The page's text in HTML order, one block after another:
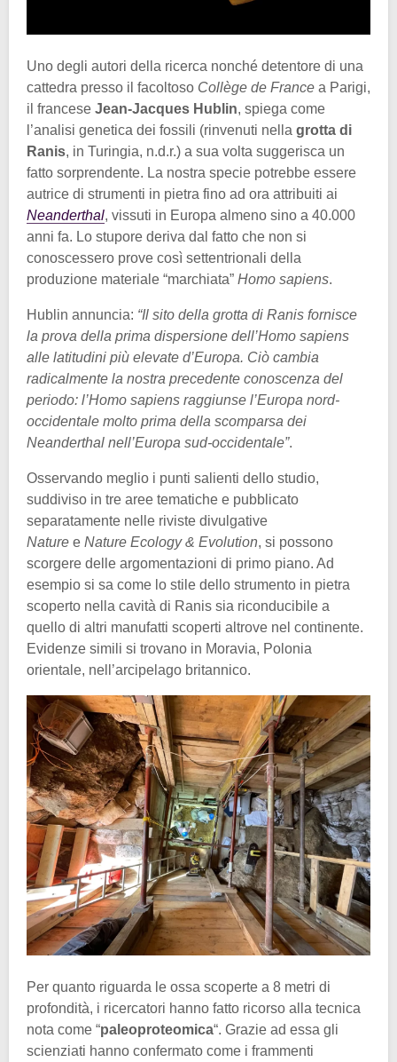
Uno degli autori della ricerca nonché detentore di una
cattedra presso il facoltoso Collège de France a Parigi,
il francese Jean-Jacques Hublin, spiega come
l’analisi genetica dei fossili (rinvenuti nella grotta di
Ranis, in Turingia, n.d.r.) a sua volta suggerisca un
fatto sorprendente. La nostra specie potrebbe essere
autrice di strumenti in pietra fino ad ora attribuiti ai
Neanderthal, vissuti in Europa almeno sino a 40.000
anni fa. Lo stupore deriva dal fatto che non si
conoscessero prove così settentrionali della
produzione materiale “marchiata” Homo sapiens.
Hublin annuncia: “Il sito della grotta di Ranis fornisce
la prova della prima dispersione dell’Homo sapiens
alle latitudini più elevate d’Europa. Ciò cambia
radicalmente la nostra precedente conoscenza del
periodo: l’Homo sapiens raggiunse l’Europa nord-
occidentale molto prima della scomparsa dei
Neanderthal nell’Europa sud-occidentale”.
Osservando meglio i punti salienti dello studio,
suddiviso in tre aree tematiche e pubblicato
separatamente nelle riviste divulgative
Nature e Nature Ecology & Evolution, si possono
scorgere delle argomentazioni di primo piano. Ad
esempio si sa come lo stile dello strumento in pietra
scoperto nella cavità di Ranis sia riconducibile a
quello di altri manufatti scoperti altrove nel continente.
Evidenze simili si trovano in Moravia, Polonia
orientale, nell’arcipelago britannico.
Per quanto riguarda le ossa scoperte a 8 metri di
profondità, i ricercatori hanno fatto ricorso alla tecnica
nota come “paleoproteomica“. Grazie ad essa gli
scienziati hanno confermato come i frammenti